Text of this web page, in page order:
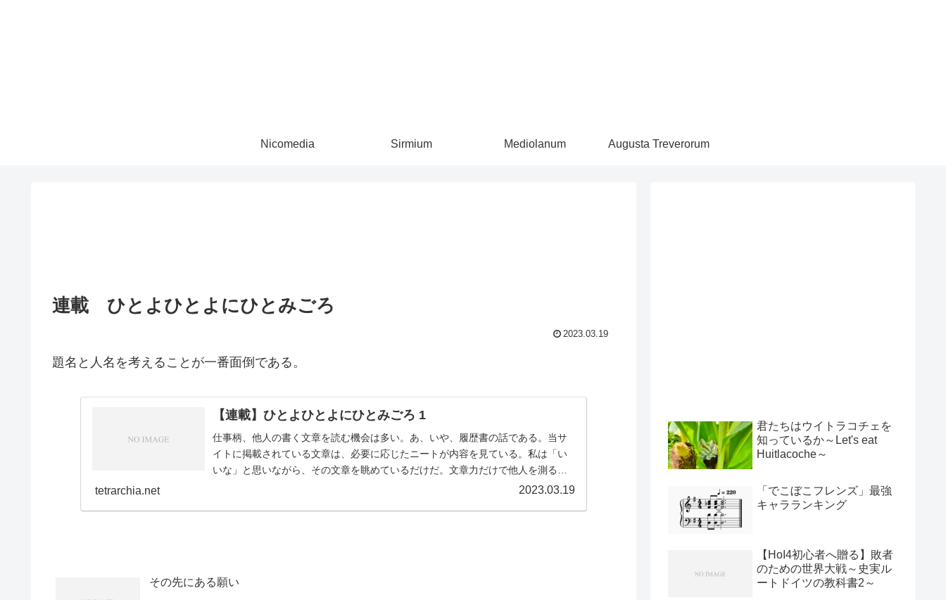
Nicomedia Sirmium Mediolanum Augusta Treverorum
連載 ひとよひとよにひとみごろ
2023.03.19
題名と人名を考えることが一番面倒である。
【連載】ひとよひとよにひとみごろ 1
仕事柄、他人の書く文章を読む機会は多い。あ、いや、履歴書の話である。当サ
イトに掲載されている文章は、必要に応じたニートが内容を見ている。私は「い
いな」と思いながら、その文章を眺めているだけだ。文章力だけで他人を測るこ
tetrarchia.net 2023.03.19
その先にある願い
君たちはウイトラコチェを
知っているか～Let's eat
Huitlacoche～
「でこぼこフレンズ」最強
キャラランキング
【HoI4初心者へ贈る】敗者
のための世界大戦～史実ル
ートドイツの教科書2～